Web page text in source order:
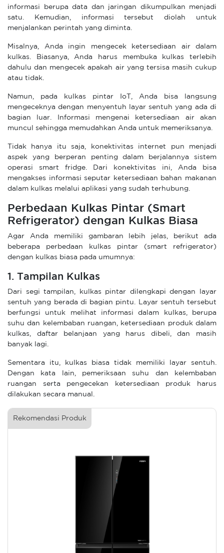
informasi berupa data dan jaringan dikumpulkan menjadi
satu. Kemudian, informasi tersebut diolah untuk
menjalankan perintah yang diminta.
Misalnya, Anda ingin mengecek ketersediaan air dalam
kulkas. Biasanya, Anda harus membuka kulkas terlebih
dahulu dan mengecek apakah air yang tersisa masih cukup
atau tidak.
Namun, pada kulkas pintar IoT, Anda bisa langsung
mengeceknya dengan menyentuh layar sentuh yang ada di
bagian luar. Informasi mengenai ketersediaan air akan
muncul sehingga memudahkan Anda untuk memeriksanya.
Tidak hanya itu saja, konektivitas internet pun menjadi
aspek yang berperan penting dalam berjalannya sistem
operasi smart fridge. Dari konektivitas ini, Anda bisa
mengakses informasi seputar ketersediaan bahan makanan
dalam kulkas melalui aplikasi yang sudah terhubung.
Perbedaan Kulkas Pintar (Smart
Refrigerator) dengan Kulkas Biasa
Agar Anda memiliki gambaran lebih jelas, berikut ada
beberapa perbedaan kulkas pintar (smart refrigerator)
dengan kulkas biasa pada umumnya:
1. Tampilan Kulkas
Dari segi tampilan, kulkas pintar dilengkapi dengan layar
sentuh yang berada di bagian pintu. Layar sentuh tersebut
berfungsi untuk melihat informasi dalam kulkas, berupa
suhu dan kelembaban ruangan, ketersediaan produk dalam
kulkas, daftar belanjaan yang harus dibeli, dan masih
banyak lagi.
Sementara itu, kulkas biasa tidak memiliki layar sentuh.
Dengan kata lain, pemeriksaan suhu dan kelembaban
ruangan serta pengecekan ketersediaan produk harus
dilakukan secara manual.
Rekomendasi Produk